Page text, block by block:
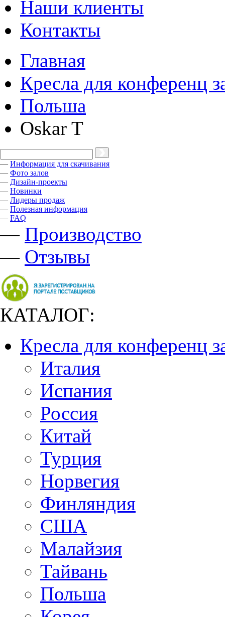
Наши клиенты
Контакты
Главная
Кресла для конференц
Польша
Oskar T
— Информация для скачивания
— Фото залов
— Дизайн-проекты
— Новинки
— Лидеры продаж
— Полезная информация
— FAQ
— Производство
— Отзывы
КАТАЛОГ:
Кресла для конференц
Италия
Испания
Россия
Китай
Турция
Норвегия
Финляндия
США
Малайзия
Тайвань
Польша